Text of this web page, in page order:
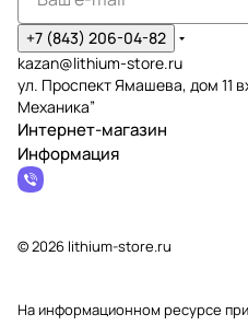
+7 (843) 206-04-82
kazan@lithium-store.ru
ул. Проспект Ямашева, дом 11
Механика”
Интернет-магазин
Информация
© 2026 lithium-store.ru
На информационном ресурсе